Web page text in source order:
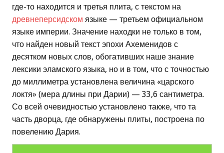
где-то находится и третья плита, с текстом на
древнеперсидском языке — третьем официальном
языке империи. Значение находки не только в том,
что найден новый текст эпохи Ахеменидов с
десятком новых слов, обогативших наше знание
лексики эламского языка, но и в том, что с точностью
до миллиметра установлена величина «царского
локтя» (мера длины при Дарии) — 33,6 сантиметра.
Со всей очевидностью установлено также, что та
часть дворца, где обнаружены плиты, построена по
повелению Дария.